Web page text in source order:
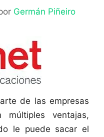
Germán Piñeiro
de las empresas
ventajas,
le puede sacar el